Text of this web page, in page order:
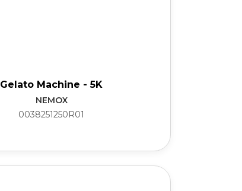
Gelato Machine - 5K
NEMOX
0038251250R01